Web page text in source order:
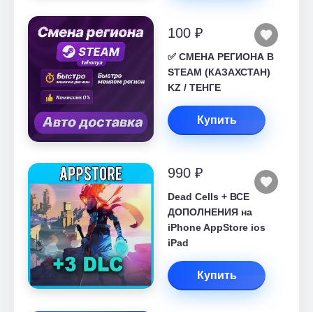
100 ₽
✅ СМЕНА РЕГИОНА В
STEAM (КАЗАХСТАН)
KZ / ТЕНГЕ
Купить
990 ₽
Dead Cells + ВСЕ
ДОПОЛНЕНИЯ на
iPhone AppStore ios
iPad
Купить